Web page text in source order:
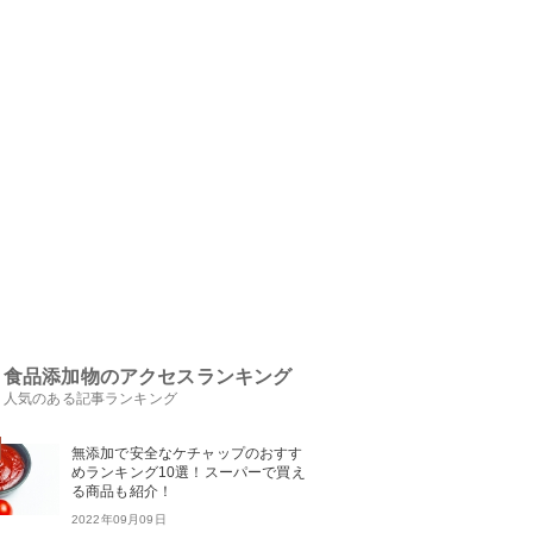
食品添加物のアクセスランキング
人気のある記事ランキング
無添加で安全なケチャップのおすす
めランキング10選！スーパーで買え
る商品も紹介！
2022年09月09日